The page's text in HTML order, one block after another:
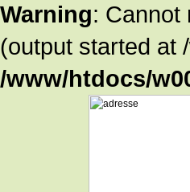
Warning: Cannot
(output started at
/www/htdocs/